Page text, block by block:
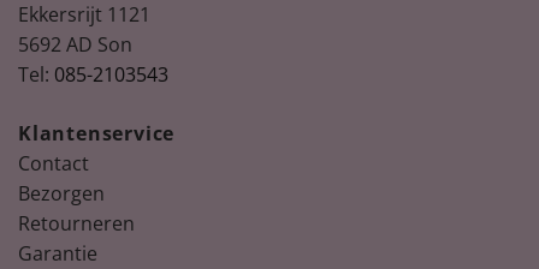
Ekkersrijt 1121
5692 AD Son
Tel: 085-2103543
Klantenservice
Contact
Bezorgen
Retourneren
Garantie